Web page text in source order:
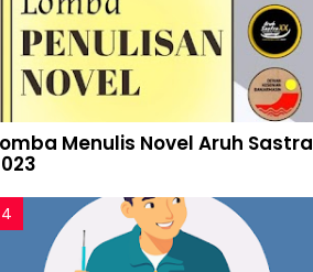
Menulis Novel Aruh Sastra